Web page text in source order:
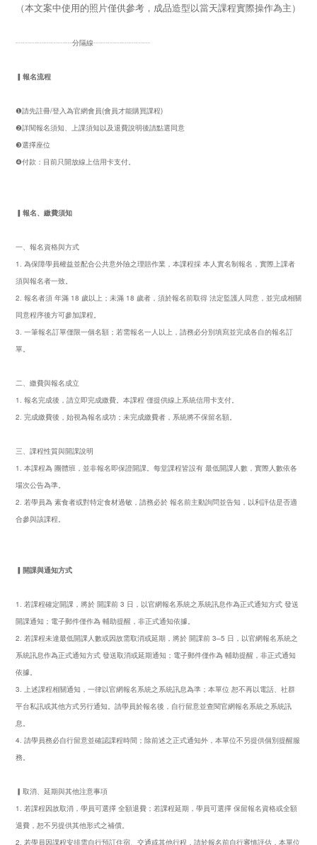
（本文案中使用的照片僅供參考，成品造型以當天課程實際操作為主）
┄┄┄┄┄┄┄┄分隔線┄┄┄┄┄┄┄┄
▎報名流程
❶請先註冊/登入為官網會員(會員才能購買課程)
❷詳閱報名須知、上課須知以及退費說明後請點選同意
❸選擇座位
❹付款：目前只開放線上信用卡支付。
▎報名、繳費須知
一、報名資格與方式
1. 為保障學員權益並配合公共意外險之理賠作業，本課程採 本人實名制報名，實際上課者
須與報名者一致。
2. 報名者須 年滿 18 歲以上；未滿 18 歲者，須於報名前取得 法定監護人同意，並完成相關
同意程序後方可參加課程。
3. 一筆報名訂單僅限一個名額；若需報名一人以上，請務必分別填寫並完成各自的報名訂
單。
二、繳費與報名成立
1. 報名完成後，請立即完成繳費。本課程 僅提供線上系統信用卡支付。
2. 完成繳費後，始視為報名成功；未完成繳費者，系統將不保留名額。
三、課程性質與開課說明
1. 本課程為 團體班，並非報名即保證開課。每堂課程皆設有 最低開課人數，實際人數依各
場次公告為準。
2. 若學員為 素食者或對特定食材過敏，請務必於 報名前主動詢問並告知，以利評估是否適
合參與該課程。
▎開課與通知方式
1. 若課程確定開課，將於 開課前 3 日，以官網報名系統之系統訊息作為正式通知方式 發送
開課通知；電子郵件僅作為 輔助提醒，非正式通知依據。
2. 若課程未達最低開課人數或因故需取消或延期，將於 開課前 3–5 日，以官網報名系統之
系統訊息作為正式通知方式 發送取消或延期通知；電子郵件僅作為 輔助提醒，非正式通知
依據。
3. 上述課程相關通知，一律以官網報名系統之系統訊息為準；本單位 恕不再以電話、社群
平台私訊或其他方式另行通知。請學員於報名後，自行留意並查閱官網報名系統之系統訊
息。
4. 請學員務必自行留意並確認課程時間；除前述之正式通知外，本單位不另提供個別提醒服
務。
▎取消、延期與其他注意事項
1. 若課程因故取消，學員可選擇 全額退費；若課程延期，學員可選擇 保留報名資格或全額
退費，恕不另提供其他形式之補償。
2. 若學員因課程安排需自行預訂住宿、交通或其他行程，請於報名前自行審慎評估，本單位